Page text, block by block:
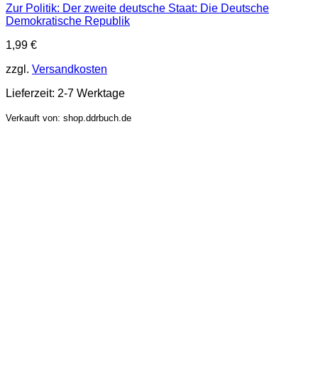
Zur Politik: Der zweite deutsche Staat: Die Deutsche
Demokratische Republik
1,99 €
zzgl. Versandkosten
Lieferzeit: 2-7 Werktage
Verkauft von: shop.ddrbuch.de